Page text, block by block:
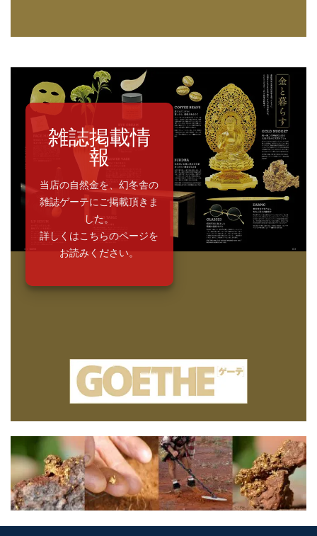
雑誌掲載情
報
当店の自然金を、幻冬舎の
雑誌ゲーテにご掲載頂きま
した。
詳しくはこちらのページを
お読みください。